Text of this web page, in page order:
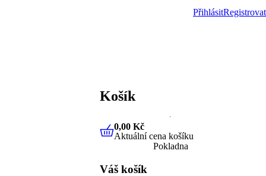
PřihlásitRegistrovat
Košík
0,00 KčAktuální cena košíku
0,00 Kč
Aktuální cena košíku
Pokladna
Váš košík